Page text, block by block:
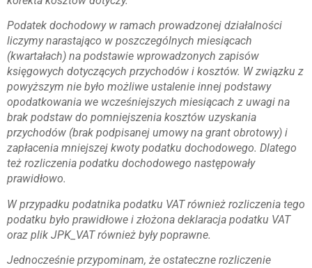
Podatek dochodowy w ramach prowadzonej działalności
liczymy narastająco w poszczególnych miesiącach
(kwartałach) na podstawie wprowadzonych zapisów
księgowych dotyczących przychodów i kosztów. W związku z
powyższym nie było możliwe ustalenie innej podstawy
opodatkowania we wcześniejszych miesiącach z uwagi na
brak podstaw do pomniejszenia kosztów uzyskania
przychodów (brak podpisanej umowy na grant obrotowy) i
zapłacenia mniejszej kwoty podatku dochodowego. Dlatego
też rozliczenia podatku dochodowego następowały
prawidłowo.
W przypadku podatnika podatku VAT również rozliczenia tego
podatku było prawidłowe i złożona deklaracja podatku VAT
oraz plik JPK_VAT również były poprawne.
Jednocześnie przypominam, że ostateczne rozliczenie